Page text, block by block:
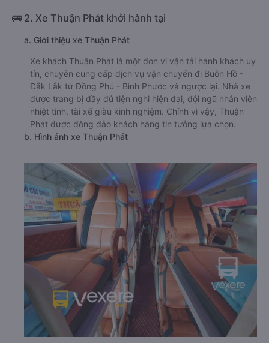
🚌 2. Xe Thuận Phát khởi hành tại
a. Giới thiệu xe Thuận Phát
Xe khách Thuận Phát là một đơn vị vận tải hành khách uy
tín, chuyên cung cấp dịch vụ vận chuyển đi Buôn Hồ -
Đắk Lắk từ Đồng Phú - Bình Phước và ngược lại. Nhà xe
được trang bị đầy đủ tiện nghi hiện đại, đội ngũ nhân viên
nhiệt tình, tài xế giàu kinh nghiệm. Chính vì vậy, Thuận
Phát được đông đảo khách hàng tin tưởng lựa chọn.
b. Hình ảnh xe Thuận Phát